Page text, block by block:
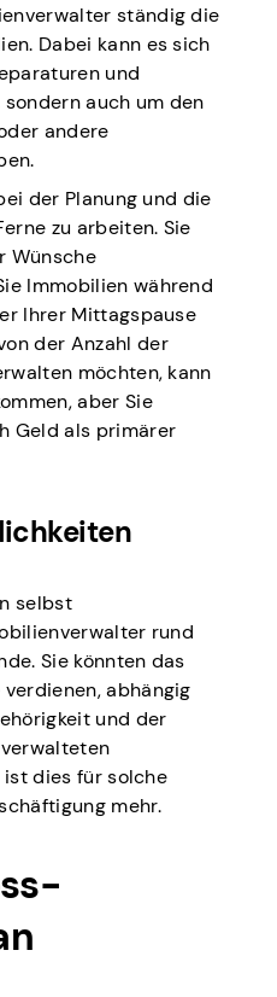
ständig die
Dabei kann es sich
und
auch um den
andere
der Planung und die
zu arbeiten. Sie
Wünsche
Immobilien während
Ihrer Mittagspause
der Anzahl der
möchten, kann
aber Sie
Geld als primärer
selbst
rund
Sie könnten das
abhängig
und der
dies für solche
mehr.